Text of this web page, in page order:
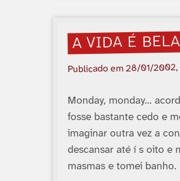
A VIDA É
Publicado em28/01/2002
Monday, monday…
fosse bastante cedo e
imaginar outra vez a
descansar até í s oito e
masmas e tomei